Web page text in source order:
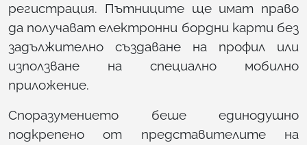
регистрация. Пътниците ще имат право
да получават електронни бордни карти без
задължително създаване на профил или
използване на специално мобилно
приложение.
Споразумението беше единодушно
подкрепено от представителите на